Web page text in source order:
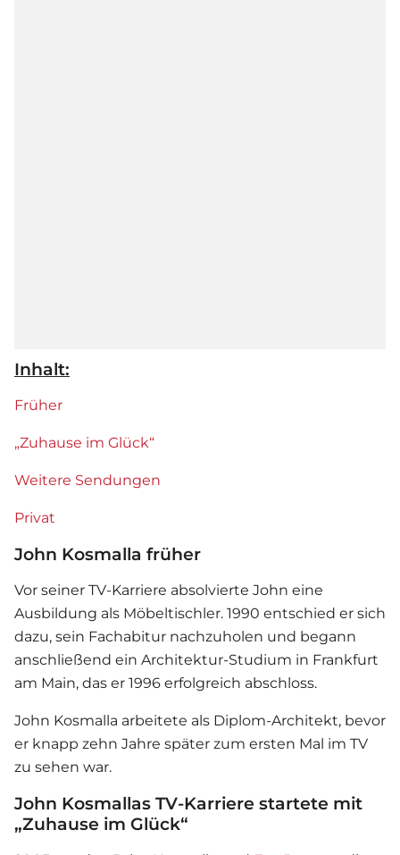
Inhalt:
Früher
„Zuhause im Glück“
Weitere Sendungen
Privat
John Kosmalla früher
Vor seiner TV-Karriere absolvierte John eine
Ausbildung als Möbeltischler. 1990 entschied er sich
dazu, sein Fachabitur nachzuholen und begann
anschließend ein Architektur-Studium in Frankfurt
am Main, das er 1996 erfolgreich abschloss.
John Kosmalla arbeitete als Diplom-Architekt, bevor
er knapp zehn Jahre später zum ersten Mal im TV
zu sehen war.
John Kosmallas TV-Karriere startete mit
„Zuhause im Glück“